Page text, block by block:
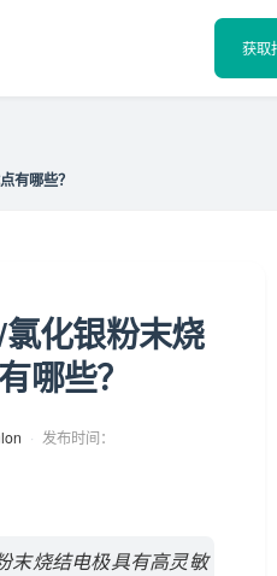
获取
有哪些？
化银粉末烧
哪些？
· 发布时间：
末烧结电极具有高灵敏